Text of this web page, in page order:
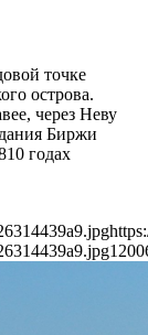
точке
острова.
через Неву
Биржи
годах
1200